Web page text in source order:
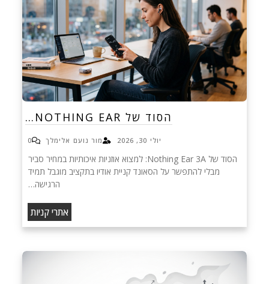
הסוד של NOTHING EAR…
יולי 30, 2026 מור נועם אלימלך 0
הסוד של Nothing Ear 3A: למצוא אוזניות איכותיות במחיר סביר
מבלי להתפשר על הסאונד קניית אודיו בתקציב מוגבל תמיד
הרגישה…
אתרי קניות